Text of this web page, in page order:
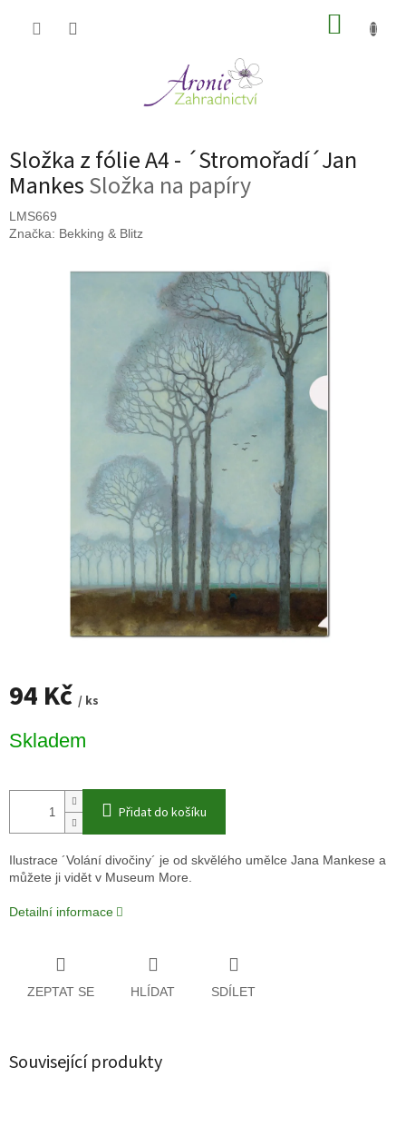
Složka z fólie A4 - ´Stromořadí´Jan
MankesSložka na papíry
LMS669
Značka: Bekking & Blitz
94 Kč / ks
cena:
Skladem
Přidat do košíku
Ilustrace ´Volání divočiny´ je od skvělého umělce Jana Mankese a
můžete ji vidět v Museum More.
Detailní informace
ZEPTAT SE HLÍDAT SDÍLET
Související produkty